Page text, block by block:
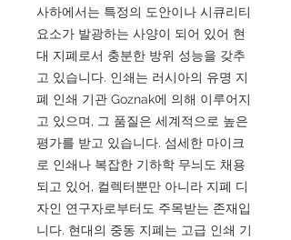
사하에서는 특정의 도안이나 시큐리티
요소가 발광하는 사양이 되어 있어 현
대 지폐로서 충분한 방위 성능을 갖추
고 있습니다. 인쇄는 러시아의 유명 지
폐 인쇄 기관 Goznak에 의해 이루어지
고 있으며, 그 품질은 세계적으로 높은
평가를 받고 있습니다. 섬세한 마이크
로 인쇄나 복잡한 기하학 무늬도 채용
되고 있어, 컬렉터뿐만 아니라 지폐 디
자인 연구자로부터도 주목받는 존재입
니다. 현대의 중동 지폐는 고급 인쇄 기